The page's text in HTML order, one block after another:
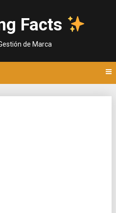
Facts
de Marca